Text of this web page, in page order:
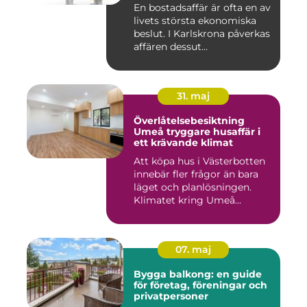
En bostadsaffär är ofta en av
livets största ekonomiska
beslut. I Karlskrona påverkas
affären dessut...
31. maj
Överlåtelsebesiktning
Umeå tryggare husaffär i
ett krävande klimat
Att köpa hus i Västerbotten
innebär fler frågor än bara
läget och planlösningen.
Klimatet kring Umeå...
07. maj
Bygga balkong: en guide
för företag, föreningar och
privatpersoner